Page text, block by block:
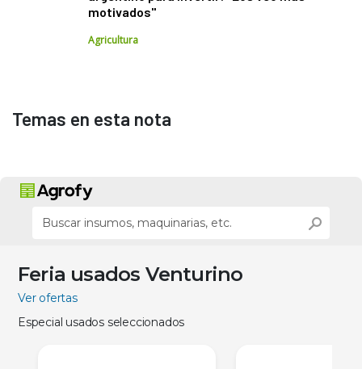
motivados"
Agricultura
Temas en esta nota
Feria usados Venturino
Ver ofertas
Especial usados seleccionados